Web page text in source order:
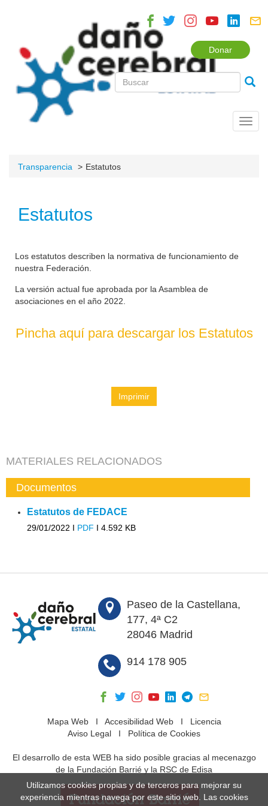
Donar
Transparencia Estatutos
Estatutos
Los estatutos describen la normativa de funcionamiento de
nuestra Federación.
La versión actual fue aprobada por la Asamblea de
asociaciones en el año 2022.
Pincha aquí para descargar los Estatutos
Imprimir
MATERIALES RELACIONADOS
Documentos
Estatutos de FEDACE
29/01/2022 I PDF I 4.592 KB
Paseo de la Castellana,
177, 4ª C2
28046 Madrid
914 178 905
Mapa WebI Accesibilidad WebI Licencia
Aviso Legal I Política de Cookies
El desarrollo de esta WEB ha sido posible gracias al mecenazgo
de la Fundación Barrié y la RSC de Edisa
Utilizamos cookies propias y de terceros para mejorar su
experiencia mientras navega por este sitio web. Las cookies